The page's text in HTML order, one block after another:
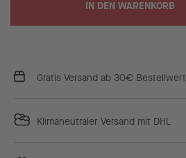
IN DEN WARENKORB
Gratis Versand ab 30€ Bestellwert
Klimaneutraler Versand mit DHL